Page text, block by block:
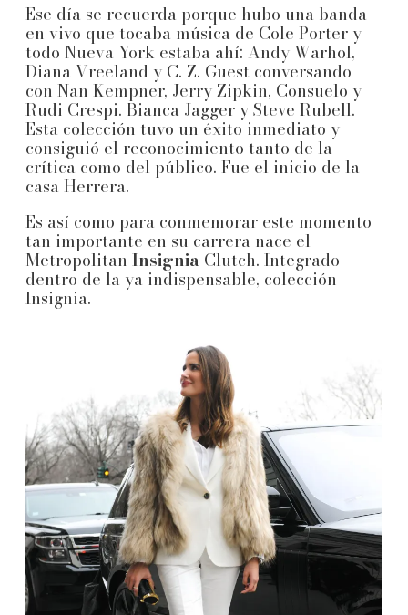
Ese día se recuerda porque hubo una banda
en vivo que tocaba música de Cole Porter y
todo Nueva York estaba ahí: Andy Warhol,
Diana Vreeland y C. Z. Guest conversando
con Nan Kempner, Jerry Zipkin, Consuelo y
Rudi Crespi. Bianca Jagger y Steve Rubell.
Esta colección tuvo un éxito inmediato y
consiguió el reconocimiento tanto de la
crítica como del público. Fue el inicio de la
casa Herrera.
Es así como para conmemorar este momento
tan importante en su carrera nace el
Metropolitan Insignia Clutch. Integrado
dentro de la ya indispensable, colección
Insignia.